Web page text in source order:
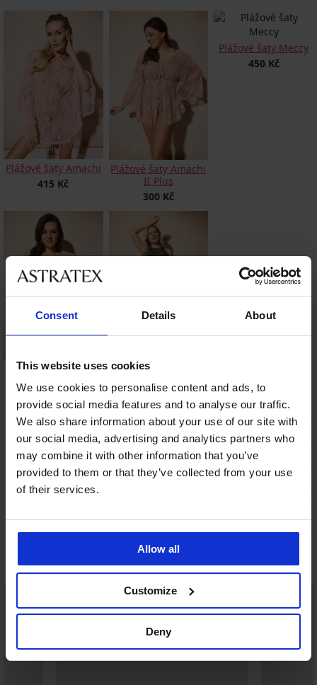
Consent Details About
This website uses cookies
We use cookies to personalise content and ads, to
provide social media features and to analyse our traffic.
We also share information about your use of our site with
our social media, advertising and analytics partners who
may combine it with other information that you’ve
provided to them or that they’ve collected from your use
of their services.
Allow all
Customize
Deny
Plážové šaty Amachi
415 Kč
Plážové šaty Amachi
II Plus
300 Kč
Plážové šaty Meccy
450 Kč
Plážové šaty Amachi
Plážové šaty Ima
400 Kč
POPIS
DOPRAVA A PLATBA
VÝMĚNA
O ZNAČCE
Mohlo by se vám líbit